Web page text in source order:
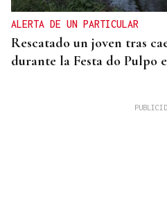
ALERTA DE UN PARTICULAR
Rescatado un joven tras
durante la Festa do Pulpo